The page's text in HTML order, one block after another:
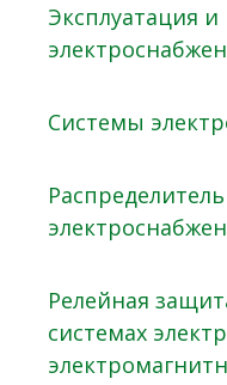
Эксплуатация
Системы
Релейная
системах